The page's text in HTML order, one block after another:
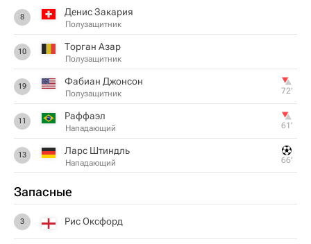
8 Денис Закария
Полузащитник
10 Торган Азар
Полузащитник
19 Фабиан Джонсон
Полузащитник 72‎’‎
11 Раффаэл
Нападающий 61‎’‎
13 Ларс Штиндль
Нападающий 66‎’‎
Запасные
3 Рис Оксфорд